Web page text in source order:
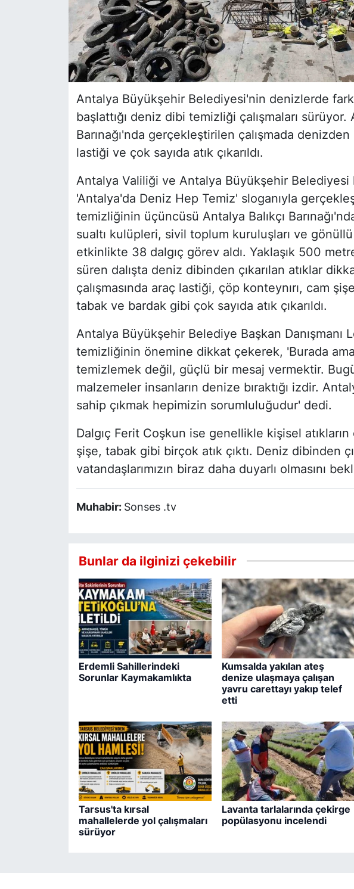
Antalya Büyükşehir Belediyesi'nin denizlerde
başlattığı deniz dibi temizliği çalışmaları sürüyor.
Barınağı'nda gerçekleştirilen çalışmada denizden
lastiği ve çok sayıda atık çıkarıldı.
Antalya Valiliği ve Antalya Büyükşehir Belediyesi
'Antalya'da Deniz Hep Temiz' sloganıyla
temizliğinin üçüncüsü Antalya Balıkçı
sualtı kulüpleri, sivil toplum kuruluşları ve gönüllü
etkinlikte 38 dalgıç görev aldı. Yaklaşık 500
süren dalışta deniz dibinden çıkarılan atıklar
çalışmasında araç lastiği, çöp konteynırı, cam
tabak ve bardak gibi çok sayıda atık çıkarıldı.
Antalya Büyükşehir Belediye Başkan Danışmanı
temizliğinin önemine dikkat çekerek, 'Burada
temizlemek değil, güçlü bir mesaj vermektir.
malzemeler insanların denize bıraktığı izdir.
sahip çıkmak hepimizin sorumluluğudur' dedi.
Dalgıç Ferit Coşkun ise genellikle kişisel atıkların
şişe, tabak gibi birçok atık çıktı. Deniz dibinden
vatandaşlarımızın biraz daha duyarlı olmasını
Muhabir: Sonses .tv
Bunlar da ilginizi çekebilir
Erdemli Sahillerindeki
Sorunlar Kaymakamlıkta
Kumsalda yakılan ateş
denize ulaşmaya çalışan
yavru carettayı yakıp telef
etti
Tarsus'ta kırsal
mahallelerde yol çalışmaları
sürüyor
Lavanta tarlalarında çekirge
popülasyonu incelendi